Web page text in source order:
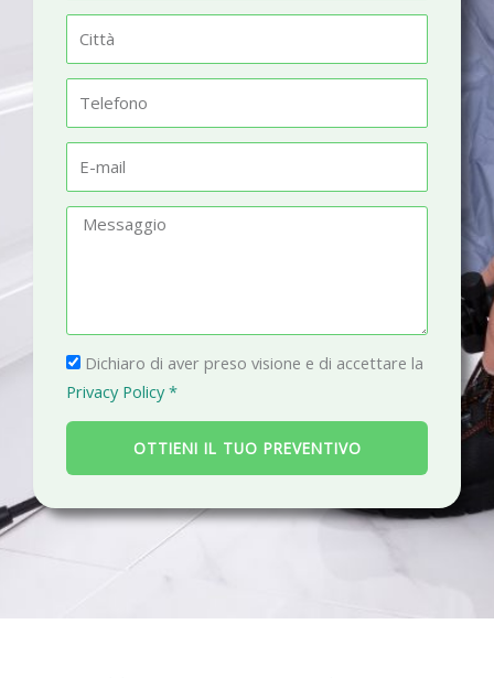
m
t
à
l
fm
a
g
g
i
P
r
i
a
c
Dichiaro di aver preso visione e di accettare la
Privacy Policy *
OTTIENI IL TUO PREVENTIVO